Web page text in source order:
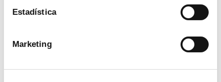
Estadística
Marketing